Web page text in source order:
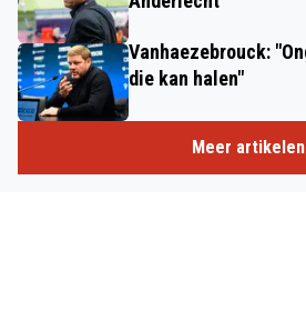
Vanhaezebrouck:
die kan halen"
Meer artikelen